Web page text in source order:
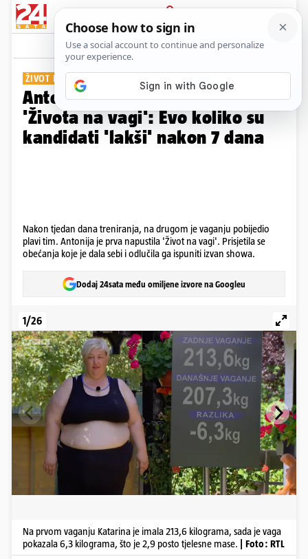
PRIJAVA
Galerija Komentari
ŽIVOT NA VAGI
Antonija se prva oprostila od
'Života na vagi': Evo koliko su
kandidati 'lakši' nakon 7 dana
Nakon tjedan dana treniranja, na drugom je vaganju pobijedio
plavi tim. Antonija je prva napustila 'Život na vagi'. Prisjetila se
obećanja koje je dala sebi i odlučila ga ispuniti izvan showa.
Dodaj 24sata među omiljene izvore na Googleu
1/26
Na prvom vaganju Katarina je imala 213,6 kilograma, sada je vaga
pokazala 6,3 kilograma, što je 2,9 posto tjelesne mase.
| Foto: RTL